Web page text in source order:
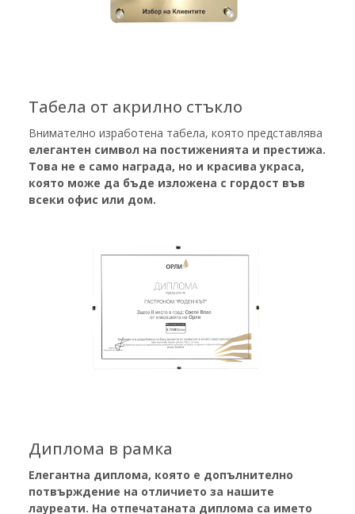
Табела от акрилно стъкло
Внимателно изработена табела, която представлява
елегантен символ на постиженията и престижа.
Това не е само награда, но и красива украса,
която може да бъде изложена с гордост във
всеки офис или дом.
Диплома в рамка
Елегантна диплома, която е допълнително
потвърждение на отличието за нашите
лауреати. На отпечатаната диплома са името